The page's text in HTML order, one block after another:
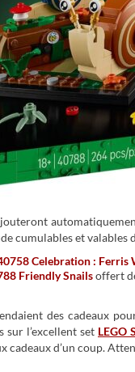
cumulables et valables
Celebration :
Friendly Snailsoffert
des cadeaux
sur l’excellent set LEGO
cadeaux d’un coup.